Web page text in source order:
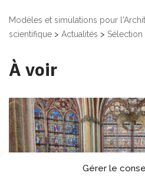
Gérer le
Modèles et simulations pour
scientifique > Actualités >
À voir